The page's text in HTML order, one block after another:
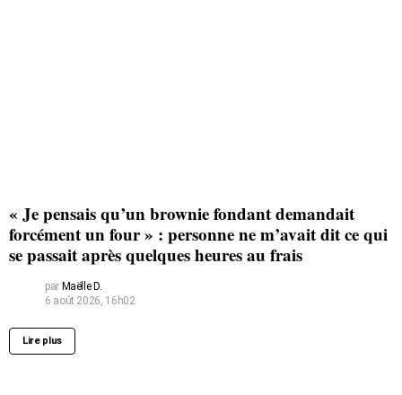
« Je pensais qu’un brownie fondant demandait
forcément un four » : personne ne m’avait dit ce qui
se passait après quelques heures au frais
par Maëlle D.
6 août 2026, 16h02
Lire plus